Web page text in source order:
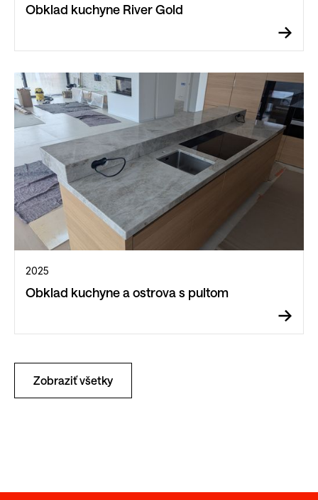
Obklad kuchyne River Gold
2025
Obklad kuchyne a ostrova s pultom
Zobraziť všetky